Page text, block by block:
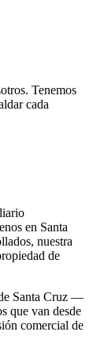
Tenemos
cada
en Santa
nuestra
de
Santa Cruz —
que van desde
comercial de